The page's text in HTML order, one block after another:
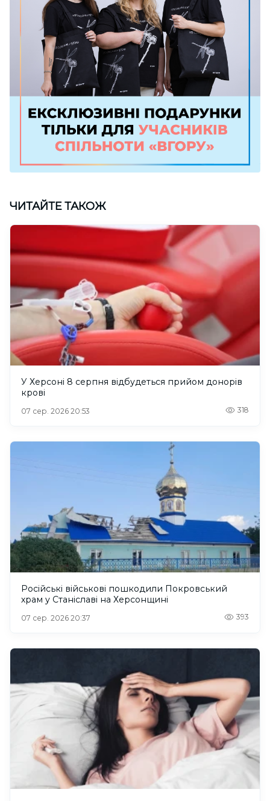
ЧИТАЙТЕ ТАКОЖ
У Херсоні 8 серпня відбудеться прийом донорів
крові
07 сер. 2026 20:53 318
Російські військові пошкодили Покровський
храм у Станіславі на Херсонщині
07 сер. 2026 20:37 393